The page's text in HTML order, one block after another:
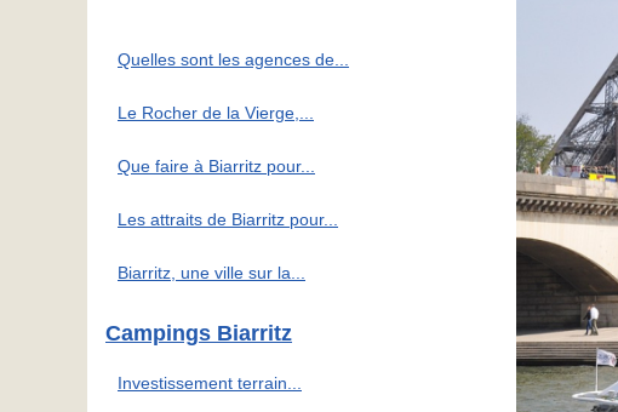
Quelles sont les agences de...
Le Rocher de la Vierge,...
Que faire à Biarritz pour...
Les attraits de Biarritz pour...
Biarritz, une ville sur la...
Campings Biarritz
Investissement terrain...